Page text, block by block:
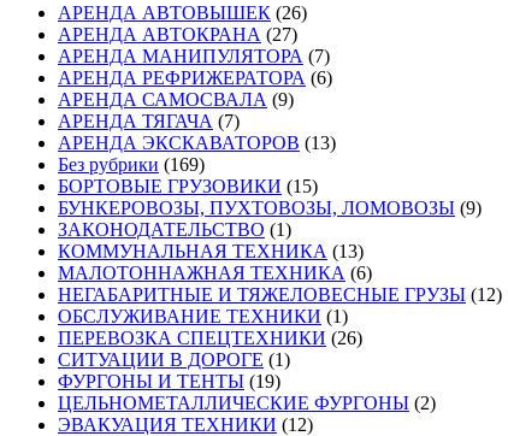
АРЕНДА АВТОВЫШЕК (26)
АРЕНДА АВТОКРАНА (27)
АРЕНДА МАНИПУЛЯТОРА (7)
АРЕНДА РЕФРИЖЕРАТОРА (6)
АРЕНДА САМОСВАЛА (9)
АРЕНДА ТЯГАЧА (7)
АРЕНДА ЭКСКАВАТОРОВ (13)
Без рубрики (169)
БОРТОВЫЕ ГРУЗОВИКИ (15)
БУНКЕРОВОЗЫ, ПУХТОВОЗЫ, ЛОМОВОЗЫ (9)
ЗАКОНОДАТЕЛЬСТВО (1)
КОММУНАЛЬНАЯ ТЕХНИКА (13)
МАЛОТОННАЖНАЯ ТЕХНИКА (6)
НЕГАБАРИТНЫЕ И ТЯЖЕЛОВЕСНЫЕ ГРУЗЫ (12)
ОБСЛУЖИВАНИЕ ТЕХНИКИ (1)
ПЕРЕВОЗКА СПЕЦТЕХНИКИ (26)
СИТУАЦИИ В ДОРОГЕ (1)
ФУРГОНЫ И ТЕНТЫ (19)
ЦЕЛЬНОМЕТАЛЛИЧЕСКИЕ ФУРГОНЫ (2)
ЭВАКУАЦИЯ ТЕХНИКИ (12)